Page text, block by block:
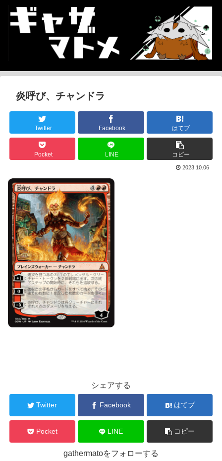
炎呼び、チャンドラ
Twitter Facebook はてブ
Pocket LINE コピー
2023.10.06
シェアする
Twitter Facebook はてブ
Pocket LINE コピー
gathermatoをフォローする